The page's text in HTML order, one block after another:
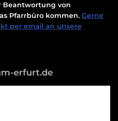
Beantwortung von
Pfarrbüro kommen. Gerne
per email an unsere
erfurt.de